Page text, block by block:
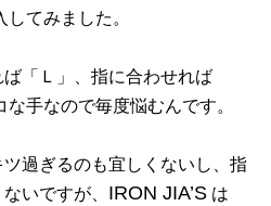
てみました。
「Ｌ」、指に合わせれば
な手なので毎度悩むんです。
過ぎるのも宜しくないし、指
いですが、 IRON JIA’S は